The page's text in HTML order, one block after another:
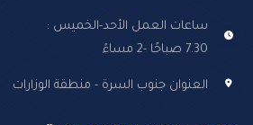
ساعات العمل الأحد-الخميس :
7.30 صباحًا -2 مساءً
العنوان جنوب السرة - منطقة الوزارات